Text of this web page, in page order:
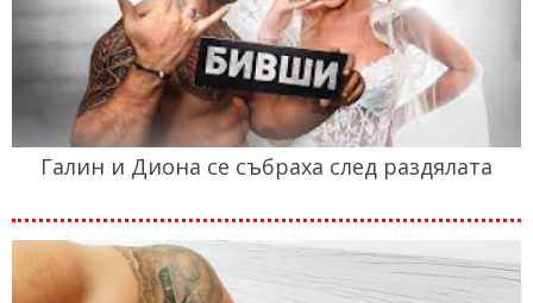
Галин и Диона се събраха след раздялата